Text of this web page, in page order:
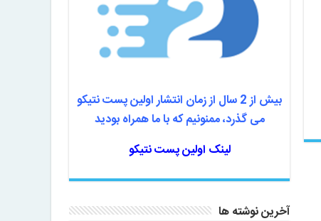
بیش از 2 سال از زمان انتشار اولین پست نتیکو
می گذرد، ممنونیم که با ما همراه بودید
لینک اولین پست نتیکو
آخرین نوشته ها